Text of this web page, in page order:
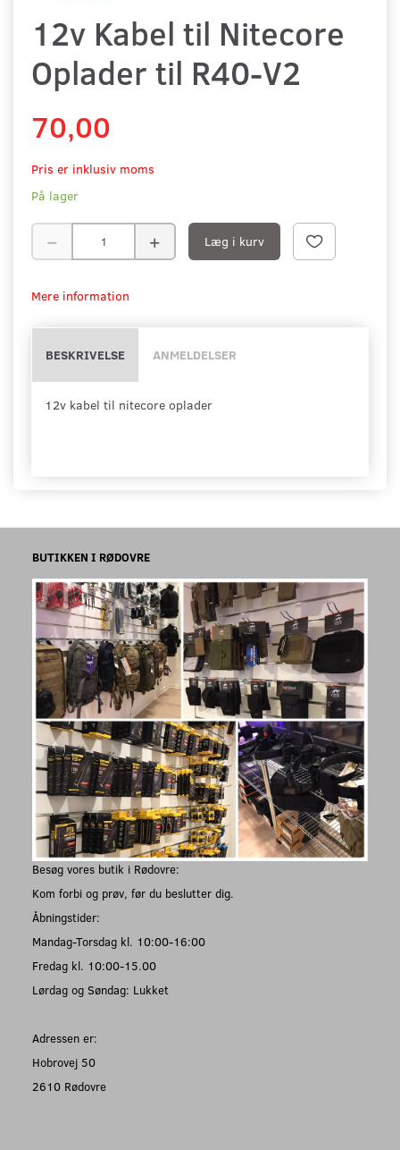
12v Kabel til Nitecore
Oplader til R40-V2
70,00
Pris er inklusiv moms
På lager
Læg i kurv
Mere information
BESKRIVELSE ANMELDELSER
12v kabel til nitecore oplader
BUTIKKEN I RØDOVRE
Besøg vores butik i Rødovre:
Kom forbi og prøv, før du beslutter dig.
Åbningstider:
Mandag-Torsdag kl. 10:00-16:00
Fredag kl. 10:00-15.00
Lørdag og Søndag: Lukket
Adressen er:
Hobrovej 50
2610 Rødovre